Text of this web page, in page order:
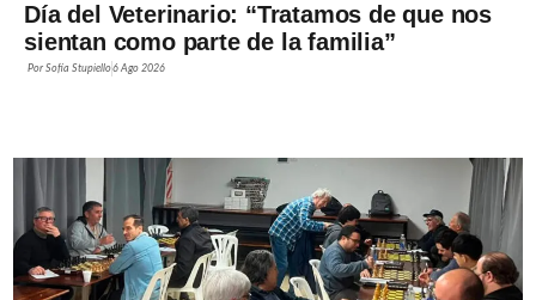
Día del Veterinario: “Tratamos de que nos
sientan como parte de la familia”
PorSofía Stupiello6 Ago 2026